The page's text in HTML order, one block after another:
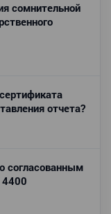
сомнительной
отчета?
согласованным
4400